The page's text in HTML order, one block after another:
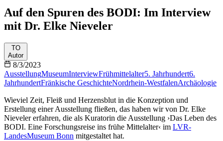
Auf den Spuren des BODI: Im Interview
mit Dr. Elke Nieveler
TO
Autor
8/3/2023
AusstellungMuseumInterviewFrühmittelalter5. Jahrhundert6.
JahrhundertFränkische GeschichteNordrhein-WestfalenArchäologie
Wieviel Zeit, Fleiß und Herzensblut in die Konzeption und
Erstellung einer Ausstellung fließen, das haben wir von Dr. Elke
Nieveler erfahren, die als Kuratorin die Ausstellung ›Das Leben des
BODI. Eine Forschungsreise ins frühe Mittelalter‹ im LVR-
LandesMuseum Bonn mitgestaltet hat.